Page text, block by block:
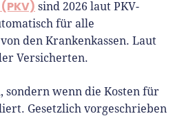
sind 2026 laut PKV-
für alle
den Krankenkassen. Laut
Versicherten.
wenn die Kosten für
Gesetzlich vorgeschrieben